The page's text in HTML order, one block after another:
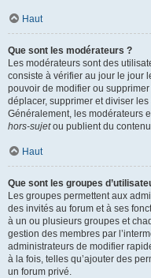
Haut
Que sont les modérateurs ?
Les modérateurs sont des
consiste à vérifier au jour le jour
pouvoir de modifier ou
déplacer, supprimer et diviser
Généralement, les modérateurs
hors-sujetou publient du
Haut
Que sont les groupes
Les groupes permettent aux
des invités au forum et à ses
à un ou plusieurs groupes et
gestion des membres par
administrateurs de modifier
à la fois, telles qu’ajouter des
un forum privé.